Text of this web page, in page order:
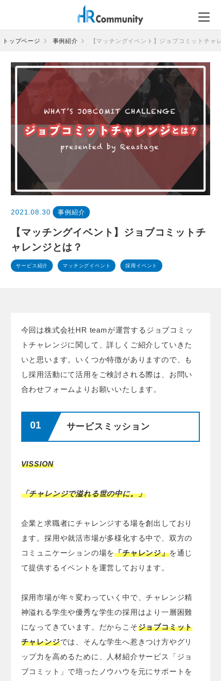
テ
ントップページ 事例紹介 【マッチングイベント】ジョブコミットチャ
2021.08.30 事例紹介
【マッチングイベント】ジョブコミットチ
ャレンジとは？
サービス紹介 マッチングイベント 採用イベント
今回は株式会社HR teamが運営するジョブコミッ
トチャレンジに関して、詳しくご紹介していきた
いと思います。いくつか特徴がありますので、も
し採用活動にて活用をご検討される際は、お問い
合わせフォームよりお願いいたします。
サービスミッション
VISSION
「チャレンジで溢れる世の中に。」
企業と求職者にチャレンジする場を創出しており
ます。採用や就活市場が多様化する中で、双方の
コミュニケーションの場を「チャレンジ」を通じ
て提供するイベントを運営しております。
採用市場が年々変わっていく中で、チャレンジ精
神溢れる学生や優秀な学生の採用はより一層困難
になってきています。だからこそジョブコミット
チャレンジでは、そんな学生へ惹きつけ方やグリ
ップ力を高めるために、人材紹介サービス「ジョ
ブコミット」で培ったノウハウを元にサポートを